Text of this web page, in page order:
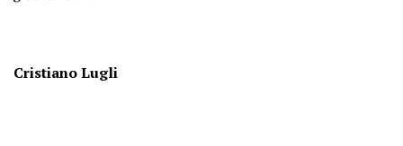
Cristiano Lugli